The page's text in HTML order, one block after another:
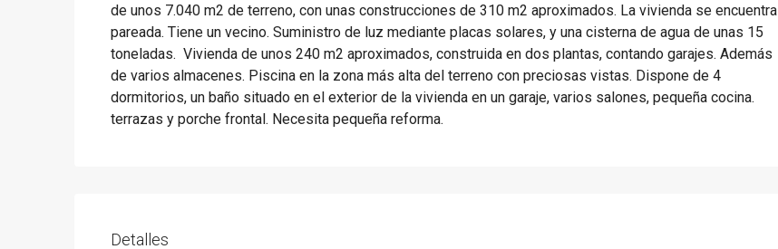
de unos 7.040 m2 de terreno, con unas construcciones de 310 m2 aproximados. La vivienda se encuentra
pareada. Tiene un vecino. Suministro de luz mediante placas solares, y una cisterna de agua de unas 15
toneladas. Vivienda de unos 240 m2 aproximados, construida en dos plantas, contando garajes. Además
de varios almacenes. Piscina en la zona más alta del terreno con preciosas vistas. Dispone de 4
dormitorios, un baño situado en el exterior de la vivienda en un garaje, varios salones, pequeña cocina.
terrazas y porche frontal. Necesita pequeña reforma.
Detalles